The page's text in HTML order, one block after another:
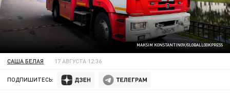
MAKSIM KONSTANTINOV/GLOBALLOOKPRESS
САША БЕЛАЯ 17 АВГУСТА 12:36
ПОДПИШИТЕСЬ: